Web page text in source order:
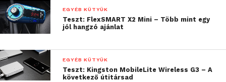
ugyanis rontja az apró eszközről alkotott képet.
Persze ezen lehet javítani, hiszen az ICON-hoz a
gyártó egy opcionális akkumulátort is készített,
EGYÉB KÜTYÜK
Teszt: FlexSMART X2 Mini – Több mint egy
jól hangzó ajánlat
EGYÉB KÜTYÜK
Teszt: Kingston MobileLite Wireless G3 – A
következő útitársad